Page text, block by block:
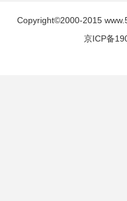
Copyright©2000-2015
京ICP备